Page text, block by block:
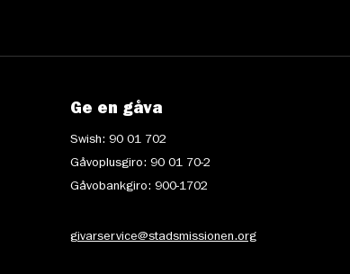
Ge en gåva
Swish: 90 01 702
Gåvoplusgiro: 90 01 70-2
Gåvobankgiro: 900-1702
givarservice@stadsmissionen.org